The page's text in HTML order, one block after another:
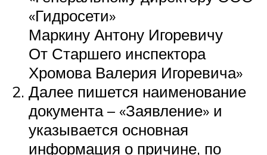
«Гидросети»
Маркину Антону Игоревичу
От Старшего инспектора
Хромова Валерия Игоревича»
Далее пишется наименование
документа – «Заявление» и
указывается основная
информация о причине, по